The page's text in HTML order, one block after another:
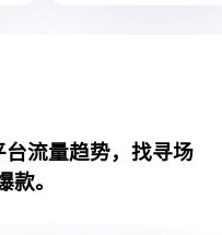
流量趋势，找寻场
。